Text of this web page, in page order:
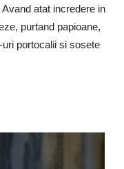
atat incredere in
purtand papioane,
uri portocalii si sosete